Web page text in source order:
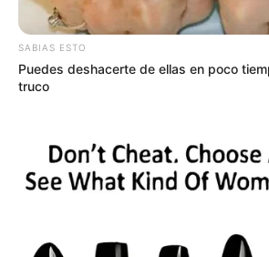
twitter.com/JhonJairoB
Sendero peatonal de Monserrate,
SABIAS ESTO
Puedes deshacerte de ellas en poco
truco